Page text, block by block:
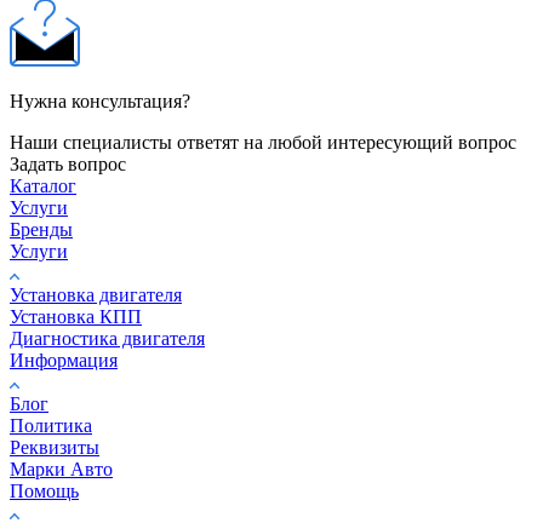
Нужна консультация?
Наши специалисты ответят на любой интересующий вопрос
Задать вопрос
Каталог
Услуги
Бренды
Услуги
Установка двигателя
Установка КПП
Диагностика двигателя
Информация
Блог
Политика
Реквизиты
Марки Авто
Помощь